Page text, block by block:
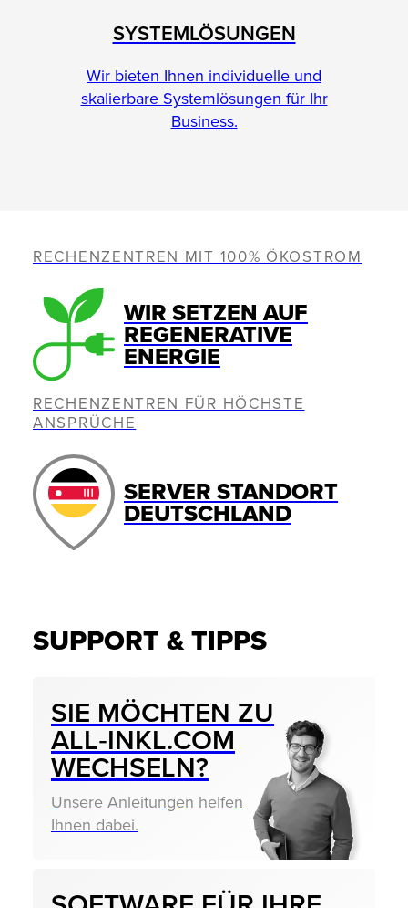
SYSTEMLÖSUNGEN
Wir bieten Ihnen individuelle und
skalierbare Systemlösungen für Ihr
Business.
RECHENZENTREN MIT 100% ÖKOSTROM
WIR SETZEN AUF
REGENERATIVE
ENERGIE
RECHENZENTREN FÜR HÖCHSTE
ANSPRÜCHE
SERVER STANDORT
DEUTSCHLAND
SUPPORT & TIPPS
SIE MÖCHTEN ZU
ALL‑INKL.COM
WECHSELN?
Unsere Anleitungen helfen
Ihnen dabei.